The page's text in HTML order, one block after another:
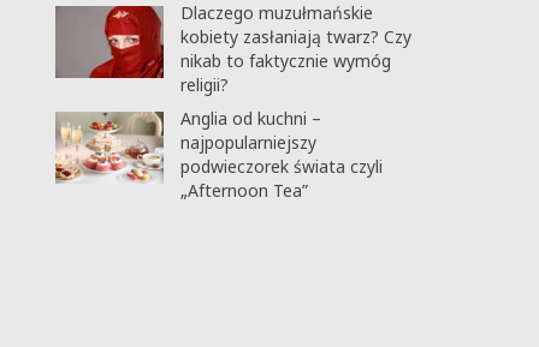
Dlaczego muzułmańskie
kobiety zasłaniają twarz? Czy
nikab to faktycznie wymóg
religii?
Anglia od kuchni –
najpopularniejszy
podwieczorek świata czyli
„Afternoon Tea”